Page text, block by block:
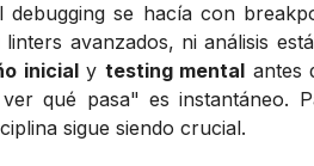
se hacía con
avanzados, ni análisis
inicialy testing mental antes
qué pasa" es instantáneo.
sigue siendo crucial.